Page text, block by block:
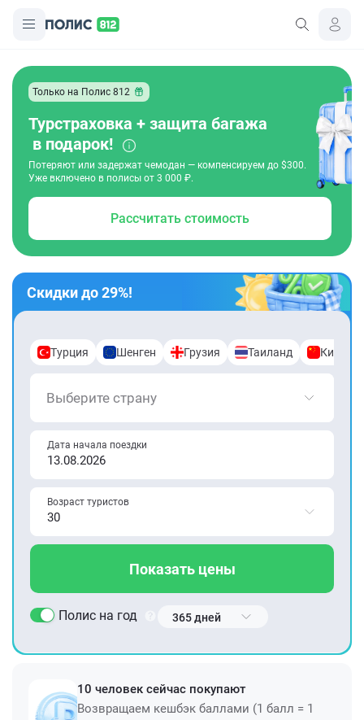
Только на Полис 812
Турстраховка + защита багажа
в подарок!
Потеряют или задержат чемодан — компенсируем до $300.
Уже включено в полисы от 3 000 ₽.
Рассчитать стоимость
Скидки до 29%!
Турция Шенген Грузия Таиланд Китай
Выберите страну
Дата начала поездки
Возраст туристов
Показать цены
Полис на год 365 дней
10 человек сейчас покупают
Возвращаем кешбэк баллами (1 балл = 1